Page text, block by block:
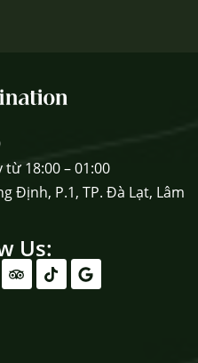
từ 18:00 – 01:00
Định, P.1, TP. Đà Lạt, Lâm
Us: